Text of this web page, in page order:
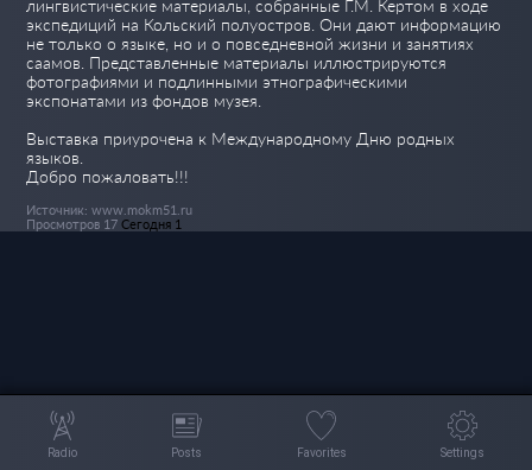
лингвистические материалы, собранные Г.М. Кертом в ходе
экспедиций на Кольский полуостров. Они дают информацию
не только о языке, но и о повседневной жизни и занятиях
саамов. Представленные материалы иллюстрируются
фотографиями и подлинными этнографическими
экспонатами из фондов музея.
Выставка приурочена к Международному Дню родных
языков.
Добро пожаловать!!!
Источник: www.mokm51.ru
Просмотров 17 Сегодня 1
Radio Posts Favorites Settings